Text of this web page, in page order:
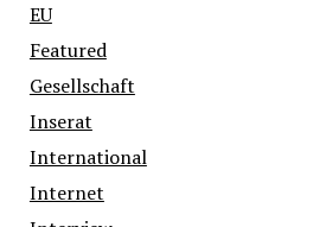
EU
Featured
Gesellschaft
Inserat
International
Internet